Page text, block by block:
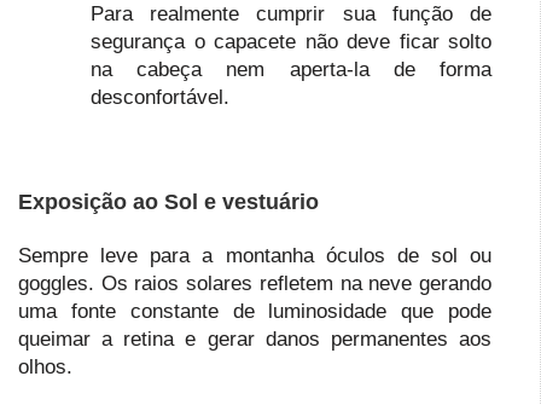
Para realmente cumprir sua função de
segurança o capacete não deve ficar solto
na cabeça nem aperta-la de forma
desconfortável.
Exposição ao Sol e vestuário
Sempre leve para a montanha óculos de sol ou
goggles. Os raios solares refletem na neve gerando
uma fonte constante de luminosidade que pode
queimar a retina e gerar danos permanentes aos
olhos.